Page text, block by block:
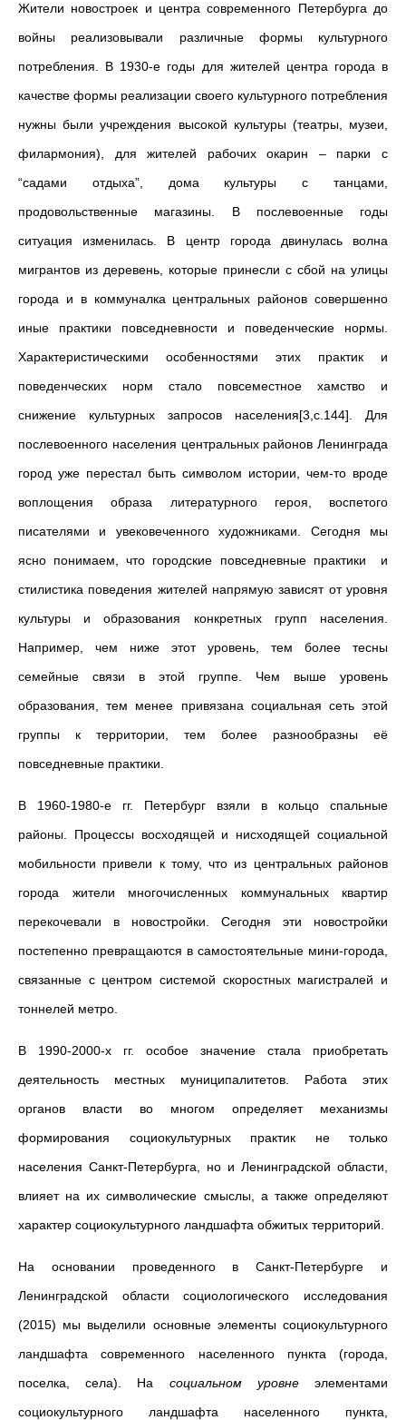
Жители новостроек и центра современного Петербурга до
войны реализовывали различные формы культурного
потребления. В 1930-е годы для жителей центра города в
качестве формы реализации своего культурного потребления
нужны были учреждения высокой культуры (театры, музеи,
филармония), для жителей рабочих окарин – парки с
“садами отдыха”, дома культуры с танцами,
продовольственные магазины. В послевоенные годы
ситуация изменилась. В центр города двинулась волна
мигрантов из деревень, которые принесли с сбой на улицы
города и в коммуналка центральных районов совершенно
иные практики повседневности и поведенческие нормы.
Характеристическими особенностями этих практик и
поведенческих норм стало повсеместное хамство и
снижение культурных запросов населения[3,c.144]. Для
послевоенного населения центральных районов Ленинграда
город уже перестал быть символом истории, чем-то вроде
воплощения образа литературного героя, воспетого
писателями и увековеченного художниками. Сегодня мы
ясно понимаем, что городские повседневные практики и
стилистика поведения жителей напрямую зависят от уровня
культуры и образования конкретных групп населения.
Например, чем ниже этот уровень, тем более тесны
семейные связи в этой группе. Чем выше уровень
образования, тем менее привязана социальная сеть этой
группы к территории, тем более разнообразны её
повседневные практики.
В 1960-1980-е гг. Петербург взяли в кольцо спальные
районы. Процессы восходящей и нисходящей социальной
мобильности привели к тому, что из центральных районов
города жители многочисленных коммунальных квартир
перекочевали в новостройки. Сегодня эти новостройки
постепенно превращаются в самостоятельные мини-города,
связанные с центром системой скоростных магистралей и
тоннелей метро.
В 1990-2000-х гг. особое значение стала приобретать
деятельность местных муниципалитетов. Работа этих
органов власти во многом определяет механизмы
формирования социокультурных практик не только
населения Санкт-Петербурга, но и Ленинградской области,
влияет на их символические смыслы, а также определяют
характер социокультурного ландшафта обжитых территорий.
На основании проведенного в Санкт-Петербурге и
Ленинградской области социологического исследования
(2015) мы выделили основные элементы социокультурного
ландшафта современного населенного пункта (города,
поселка, села). На социальном уровнеэлементами
социокультурного ландшафта населенного пункта,